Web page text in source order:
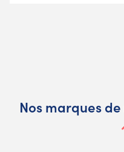
Nos marques